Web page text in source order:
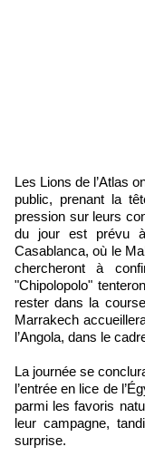
Les Lions de l’Atlas ont idéalement lancé leur tournoi devant leur
public, prenant la
pression sur leurs
du jour est prévu
Casablanca, où le
chercheront à
"Chipolopolo"
rester dans la
Marrakech
l’Angola, dans le
La journée se
l’entrée en lice de
parmi les favoris
leur campagne,
surprise.